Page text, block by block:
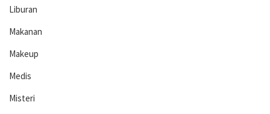
Liburan
Makanan
Makeup
Medis
Misteri